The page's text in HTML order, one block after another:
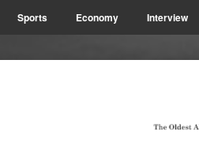
Sports Economy Interview